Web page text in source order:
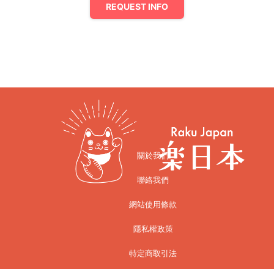
REQUEST INFO
關於我們
聯絡我們
網站使用條款
隱私權政策
特定商取引法